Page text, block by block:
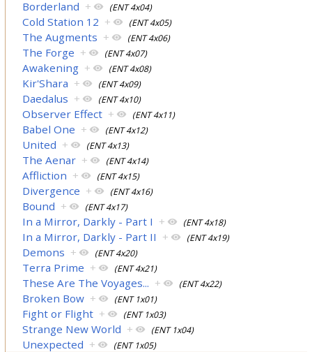
Borderland + (ENT 4x04)
Cold Station 12 + (ENT 4x05)
The Augments + (ENT 4x06)
The Forge + (ENT 4x07)
Awakening + (ENT 4x08)
Kir'Shara + (ENT 4x09)
Daedalus + (ENT 4x10)
Observer Effect + (ENT 4x11)
Babel One + (ENT 4x12)
United + (ENT 4x13)
The Aenar + (ENT 4x14)
Affliction + (ENT 4x15)
Divergence + (ENT 4x16)
Bound + (ENT 4x17)
In a Mirror, Darkly - Part I + (ENT 4x18)
In a Mirror, Darkly - Part II + (ENT 4x19)
Demons + (ENT 4x20)
Terra Prime + (ENT 4x21)
These Are The Voyages... + (ENT 4x22)
Broken Bow + (ENT 1x01)
Fight or Flight + (ENT 1x03)
Strange New World + (ENT 1x04)
Unexpected + (ENT 1x05)